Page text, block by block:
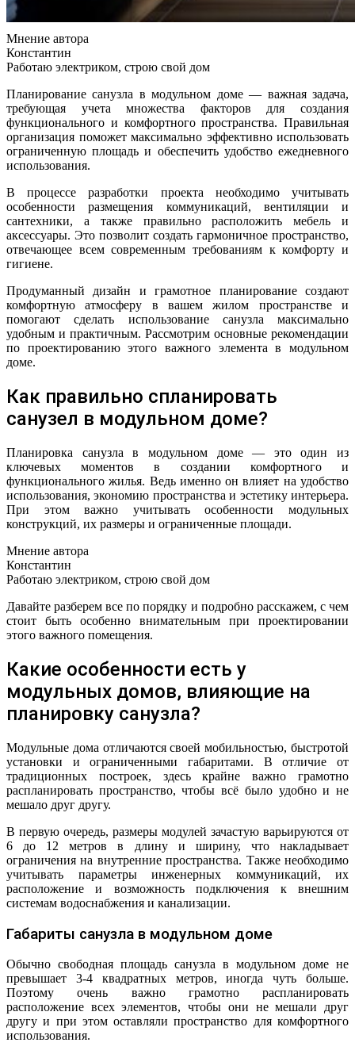
Мнение автора
Константин
Работаю электриком, строю свой дом
Планирование санузла в модульном доме — важная задача,
требующая учета множества факторов для создания
функционального и комфортного пространства. Правильная
организация поможет максимально эффективно использовать
ограниченную площадь и обеспечить удобство ежедневного
использования.
В процессе разработки проекта необходимо учитывать
особенности размещения коммуникаций, вентиляции и
сантехники, а также правильно расположить мебель и
аксессуары. Это позволит создать гармоничное пространство,
отвечающее всем современным требованиям к комфорту и
гигиене.
Продуманный дизайн и грамотное планирование создают
комфортную атмосферу в вашем жилом пространстве и
помогают сделать использование санузла максимально
удобным и практичным. Рассмотрим основные рекомендации
по проектированию этого важного элемента в модульном
доме.
Как правильно спланировать
санузел в модульном доме?
Планировка санузла в модульном доме — это один из
ключевых моментов в создании комфортного и
функционального жилья. Ведь именно он влияет на удобство
использования, экономию пространства и эстетику интерьера.
При этом важно учитывать особенности модульных
конструкций, их размеры и ограниченные площади.
Мнение автора
Константин
Работаю электриком, строю свой дом
Давайте разберем все по порядку и подробно расскажем, с чем
стоит быть особенно внимательным при проектировании
этого важного помещения.
Какие особенности есть у
модульных домов, влияющие на
планировку санузла?
Модульные дома отличаются своей мобильностью, быстротой
установки и ограниченными габаритами. В отличие от
традиционных построек, здесь крайне важно грамотно
распланировать пространство, чтобы всё было удобно и не
мешало друг другу.
В первую очередь, размеры модулей зачастую варьируются от
6 до 12 метров в длину и ширину, что накладывает
ограничения на внутренние пространства. Также необходимо
учитывать параметры инженерных коммуникаций, их
расположение и возможность подключения к внешним
системам водоснабжения и канализации.
Габариты санузла в модульном доме
Обычно свободная площадь санузла в модульном доме не
превышает 3-4 квадратных метров, иногда чуть больше.
Поэтому очень важно грамотно распланировать
расположение всех элементов, чтобы они не мешали друг
другу и при этом оставляли пространство для комфортного
использования.